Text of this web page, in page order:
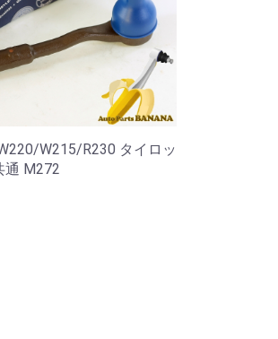
W215/R230 タイロッ
通 M272